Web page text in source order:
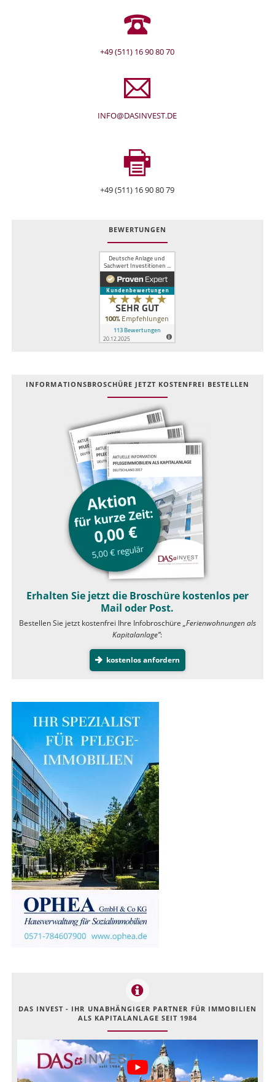
+49 (511) 16 90 80 70
INFO@DASINVEST.DE
+49 (511) 16 90 80 79
BEWERTUNGEN
INFOR­MATIONS­BROSCHÜRE JETZT KOSTEN­FREI BESTELLEN
Erhalten Sie jetzt die Broschüre kostenlos per
Mail oder Post.
Bestellen Sie jetzt kostenfrei Ihre Infobroschüre „Ferienwohnungen als
Kapitalanlage”:
kostenlos anfordern
DAS INVEST - IHR UNABHÄNGIGER PARTNER FÜR IMMOBILIEN
ALS KAPITALANLAGE SEIT 1984